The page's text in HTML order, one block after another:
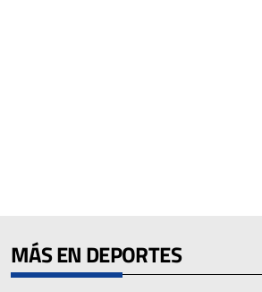
MÁS EN DEPORTES